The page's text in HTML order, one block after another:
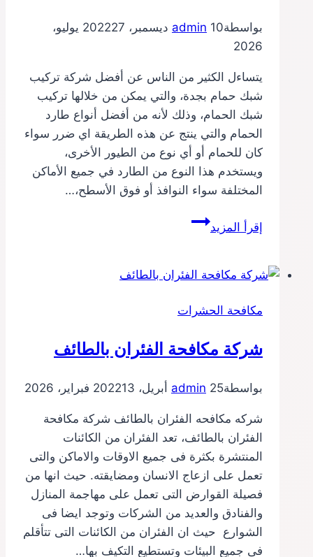
بواسطة admin 10 ديسمبر، 2022
27 يوليو،
2026
يتساءل الكثير من الناس عن أفضل شركة تركيب
شبك حمام بجدة، والتي يمكن من خلالها تركيب
شبك الحمام، وذلك لأنه من أفضل أنواع طارد
الحمام والتي ينتج عن هذه الطريقة اي ضرر سواء
كان للحمام أو أي نوع من الطيور الأخرى،
ويستخدم هذا النوع من الطارد في جميع الأماكن
المختلفة سواء النوافذ أو فوق الأسطح،…
إقرأ المزيدشركة
حمام
مكافحة الحشرات
شركة مكافحة الفئران بالطائف
بواسطة admin 25 أبريل، 2022 13 فبراير، 2026
شركه مكافحه الفئران بالطائف شركة مكافحة
الفئران بالطائف، تعد الفئران من الكائنات
المنتشرة بكثرة فى جميع الاوقات والاماكن والتى
تعمل على ازعاج الانسان ومضايقته. حيث انها من
فصيلة القوارض التى تعمل على مهاجمة المنازل
والفنادق والعديد من الشركات وتوجد ايضا فى
الشوارع حيث ان الفئران من الكائنات التى تتأقلم
فى جميع البيئات وتستطيع التكيف بها…